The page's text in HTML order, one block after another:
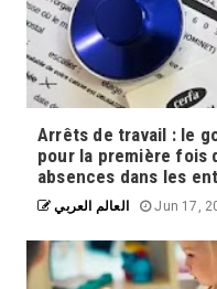
Arrêts de travail : le
pour la première fois
absences dans les
العالم العربي Jun 17,